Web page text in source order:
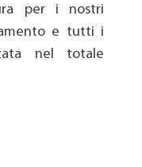
per i nostri
e tutti i
nel totale